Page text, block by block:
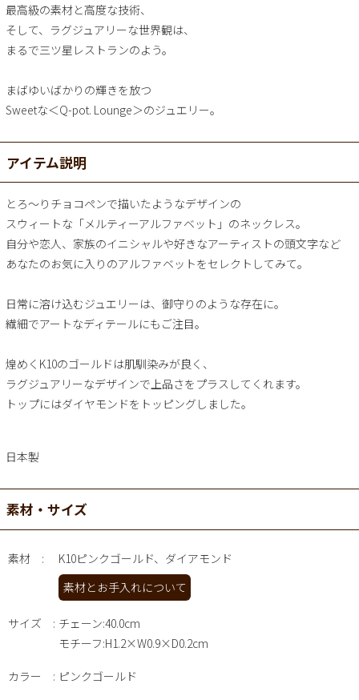
最高級の素材と高度な技術、
そして、ラグジュアリーな世界観は、
まるで三ツ星レストランのよう。
まばゆいばかりの輝きを放つ
Sweetな＜Q-pot. Lounge＞のジュエリー。
アイテム説明
とろ～りチョコペンで描いたようなデザインの
スウィートな「メルティーアルファベット」のネックレス。
自分や恋人、家族のイニシャルや好きなアーティストの頭文字など
あなたのお気に入りのアルファベットをセレクトしてみて。
日常に溶け込むジュエリーは、御守りのような存在に。
繊細でアートなディテールにもご注目。
煌めくK10のゴールドは肌馴染みが良く、
ラグジュアリーなデザインで上品さをプラスしてくれます。
トップにはダイヤモンドをトッピングしました。
日本製
素材・サイズ
素材
K10ピンクゴールド、ダイアモンド
素材とお手入れについて
サイズ
チェーン:40.0cm
モチーフ:H1.2×W0.9×D0.2cm
カラー ピンクゴールド